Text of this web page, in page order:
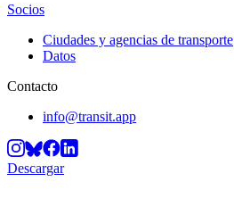
Socios
Ciudades y agencias de transporte
Datos
Contacto
info@transit.app
Descargar